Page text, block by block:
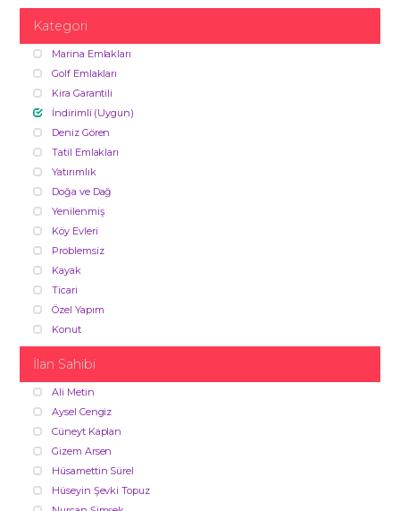
Kategori
Marina Emlakları
Golf Emlakları
Kira Garantili
İndirimli (Uygun)
Deniz Gören
Tatil Emlakları
Yatırımlık
Doğa ve Dağ
Yenilenmiş
Köy Evleri
Problemsiz
Kayak
Ticari
Özel Yapım
Konut
İlan Sahibi
Ali Metin
Aysel Cengiz
Cüneyt Kaplan
Gizem Arsen
Hüsamettin Sürel
Hüseyin Şevki Topuz